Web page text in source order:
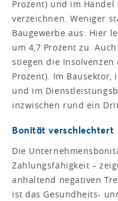
Prozent) und im Handel
verzeichnen. Weniger
Baugewerbe aus: Hier
um 4,7 Prozent zu.
stiegen die
Prozent). Im Bausektor,
und im
inzwischen rund ein
Bonität verschlechtert
Die
Zahlungsfähigkeit –
anhaltend negativen
ist das Gesundheits-